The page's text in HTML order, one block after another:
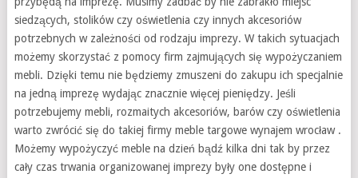
siedzących, stolików czy oświetlenia czy innych akcesoriów
potrzebnych w zależności od rodzaju imprezy. W takich sytuacjach
możemy skorzystać z pomocy firm zajmujących się wypożyczaniem
mebli. Dzięki temu nie będziemy zmuszeni do zakupu ich specjalnie
na jedną imprezę wydając znacznie więcej pieniędzy. Jeśli
potrzebujemy mebli, rozmaitych akcesoriów, barów czy oświetlenia
warto zwrócić się do takiej firmy meble targowe wynajem wrocław .
Możemy wypożyczyć meble na dzień bądź kilka dni tak by przez
cały czas trwania organizowanej imprezy były one dostępne i